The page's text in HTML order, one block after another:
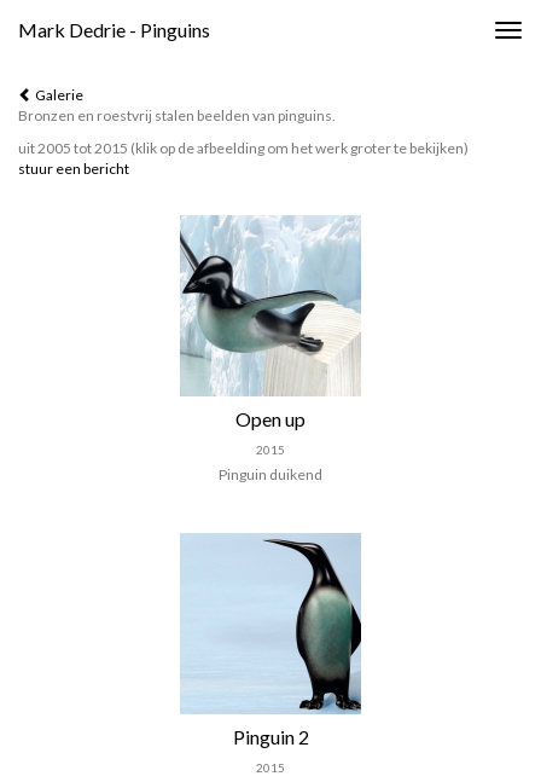
Mark Dedrie - Pinguins
Galerie
Bronzen en roestvrij stalen beelden van pinguins.
uit 2005 tot 2015 (klik op de afbeelding om het werk groter te bekijken)
stuur een bericht
Open up
2015
Pinguin duikend
Pinguin 2
2015